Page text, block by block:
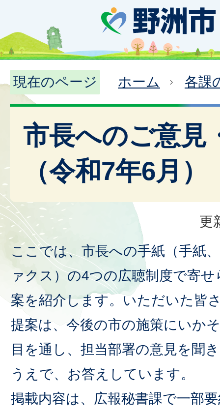
現在のページ ホーム 各課
市長へのご意見
（令和7年6月）
更
ここでは、市長への手紙（手紙
ァクス）の4つの広聴制度で寄
案を紹介します。いただいた皆
提案は、今後の市の施策にいか
目を通し、担当部署の意見を聞
うえで、お答えしています。
掲載内容は、広報秘書課で一部